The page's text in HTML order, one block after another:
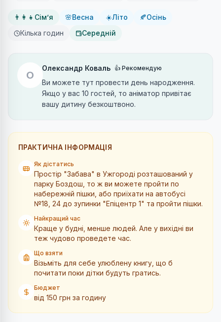
👨‍👩‍👧 Сімʼя 🌸Весна ☀️Літо 🍂Осінь
Кілька годин
Середній
О
Олександр Коваль 👍 Рекомендую
Ви можете тут провести день народження.
Якщо у вас 10 гостей, то аніматор привітає
вашу дитину безкоштвоно.
ПРАКТИЧНА ІНФОРМАЦІЯ
Як дістатись
Простір "Забава" в Ужгороді розташований у
парку Боздош, то ж ви можете пройти по
набережній пішки, або приїхати на автобусі
№18, 24 до зупинки "Епіцентр 1" та пройти пішки.
Найкращий час
Краще у будні, менше людей. Але у вихідні ви
теж чудово проведете час.
Що взяти
Візьміть для себе улюблену книгу, що б
почитати поки дітки будуть гратись.
Бюджет
від 150 грн за годину